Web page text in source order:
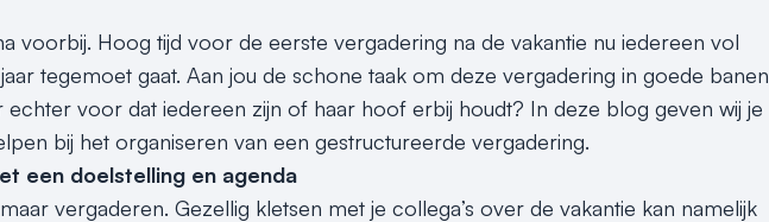
voorbij. Hoog tijd voor de eerste vergadering na de vakantie nu iedereen vol
tegemoet gaat. Aan jou de schone taak om deze vergadering in goede banen
voor dat iedereen zijn of haar hoof erbij houdt? In deze blog geven wij je
bij het organiseren van een gestructureerde vergadering.
een doelstelling en agenda
vergaderen. Gezellig kletsen met je collega’s over de vakantie kan namelijk